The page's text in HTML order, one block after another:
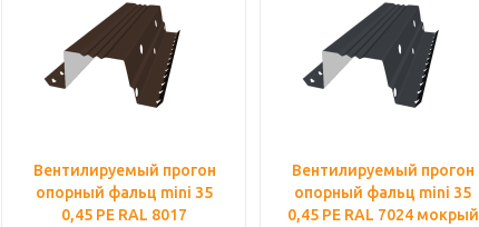
Вентилируемый прогон
опорный фальц mini 35
0,45 PE RAL 8017
Вентилируемый прогон
опорный фальц mini 35
0,45 PE RAL 7024 мокрый